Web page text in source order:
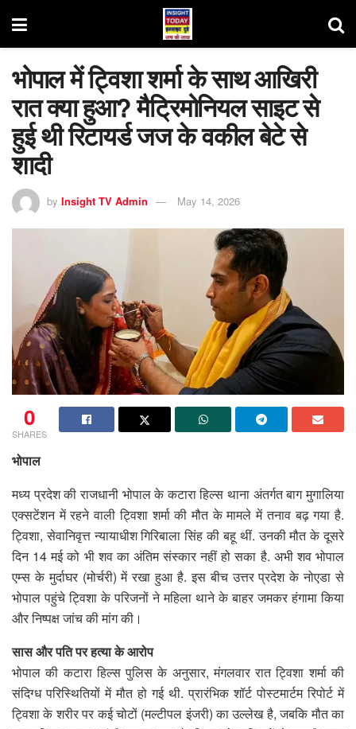
भोपाल में ट्विशा शर्मा के साथ आखिरी
रात क्या हुआ? मैट्रिमोनियल साइट से
हुई थी रिटायर्ड जज के वकील बेटे से
शादी
by Insight TV Admin May 14, 2026
0
SHARES
भोपाल
मध्य प्रदेश की राजधानी भोपाल के कटारा हिल्स थाना अंतर्गत बाग मुगालिया
एक्सटेंशन में रहने वाली ट्विशा शर्मा की मौत के मामले में तनाव बढ़ गया है.
ट्विशा, सेवानिवृत्त न्यायाधीश गिरिबाला सिंह की बहू थीं. उनकी मौत के दूसरे
दिन 14 मई को भी शव का अंतिम संस्कार नहीं हो सका है. अभी शव भोपाल
एम्स के मुर्दाघर (मोर्चरी) में रखा हुआ है. इस बीच उत्तर प्रदेश के नोएडा से
भोपाल पहुंचे ट्विशा के परिजनों ने महिला थाने के बाहर जमकर हंगामा किया
और निष्पक्ष जांच की मांग की।
सास और पति पर हत्या के आरोप
भोपाल की कटारा हिल्स पुलिस के अनुसार, मंगलवार रात ट्विशा शर्मा की
संदिग्ध परिस्थितियों में मौत हो गई थी. प्रारंभिक शॉर्ट पोस्टमार्टम रिपोर्ट में
ट्विशा के शरीर पर कई चोटों (मल्टीपल इंजरी) का उल्लेख है, जबकि मौत का